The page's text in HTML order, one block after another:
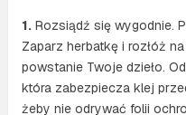
1.Rozsiądź się wygodnie.
Zaparz herbatkę i rozłóż
powstanie Twoje dzieło.
która zabezpiecza klej
żeby nie odrywać folii